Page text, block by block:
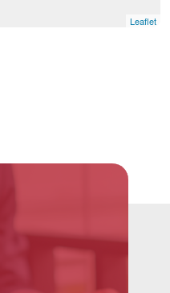
Leaflet